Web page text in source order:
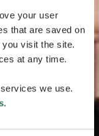
your user
that are saved on
visit the site.
at any time.
we use.
.